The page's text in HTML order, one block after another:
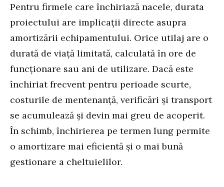
Pentru firmele care închiriază nacele, durata
proiectului are implicații directe asupra
amortizării echipamentului. Orice utilaj are o
durată de viață limitată, calculată în ore de
funcționare sau ani de utilizare. Dacă este
închiriat frecvent pentru perioade scurte,
costurile de mentenanță, verificări și transport
se acumulează și devin mai greu de acoperit.
În schimb, închirierea pe termen lung permite
o amortizare mai eficientă și o mai bună
gestionare a cheltuielilor.